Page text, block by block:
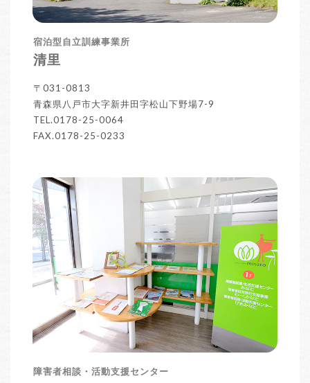
宿泊型自立訓練事業所
清里
〒031-0813
青森県八戸市大字新井田字松山下野場7-9
TEL.0178-25-0064
FAX.0178-25-0233
障害者相談・活動支援センター